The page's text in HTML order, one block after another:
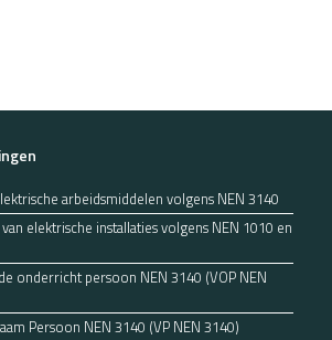
arbeidsmiddelen volgens NEN 3140
elektrische installaties volgens NEN 1010 en
onderricht persoon NEN 3140 (VOP NEN
Persoon NEN 3140 (VP NEN 3140)